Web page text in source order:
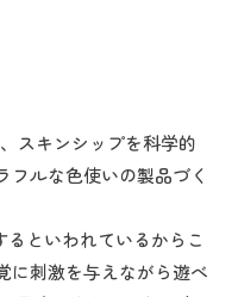
スキンシップを科学的
フルな色使いの製品づく
るといわれているからこ
に刺激を与えながら遊べ